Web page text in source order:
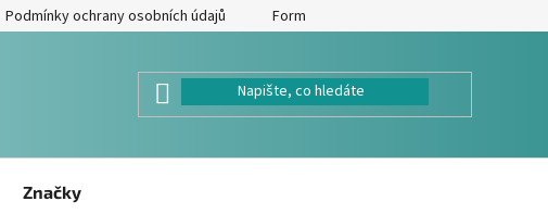
Podmínky ochrany osobních údajů Formulář pro odstoupení od kupní smlouvy
Značky